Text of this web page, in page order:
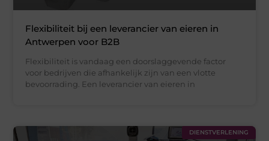
Flexibiliteit bij een leverancier van eieren in
Antwerpen voor B2B
Flexibiliteit is vandaag een doorslaggevende factor
voor bedrijven die afhankelijk zijn van een vlotte
bevoorrading. Een leverancier van eieren in
DIENSTVERLENING